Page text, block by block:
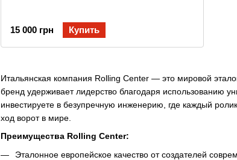
Итальянская компания Rolling Center — это мировой
бренд удерживает лидерство благодаря использованию
инвестируете в безупречную инженерию, где каждый
ход ворот в мире.
Преимущества Rolling Center:
Эталонное европейское качество от создателей
15 000 грн Купить